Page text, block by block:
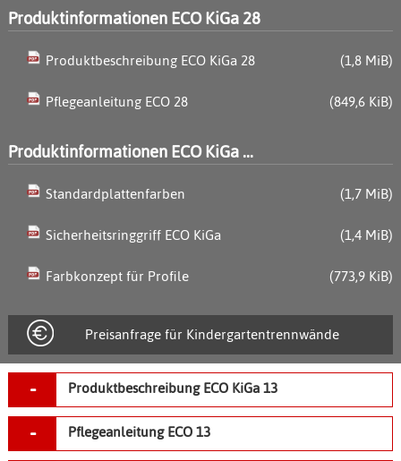
Produktinformationen ECO KiGa 28
Produktbeschreibung ECO KiGa 28
(1,8 MiB)
Pflegeanleitung ECO 28
(849,6 KiB)
Produktinformationen ECO KiGa ...
Standardplattenfarben
(1,7 MiB)
Sicherheitsringgriff ECO KiGa
(1,4 MiB)
Farbkonzept für Profile
(773,9 KiB)
Preisanfrage für Kindergartentrennwände
Produktbeschreibung ECO KiGa 13
Pflegeanleitung ECO 13